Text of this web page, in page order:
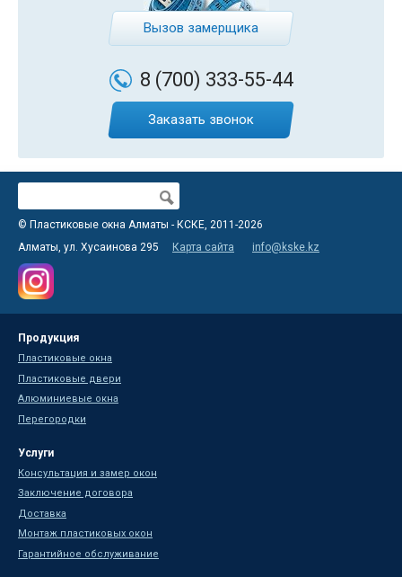
Вызов замерщика
8 (700) 333-55-44
Заказать звонок
Форма поиска
© Пластиковые окна Алматы - КСКЕ, 2011-2026
Алматы, ул. Хусаинова 295
Карта сайта info@kske.kz
Продукция
Пластиковые окна
Пластиковые двери
Алюминиевые окна
Перегородки
Услуги
Консультация и замер окон
Заключение договора
Доставка
Монтаж пластиковых окон
Гарантийное обслуживание